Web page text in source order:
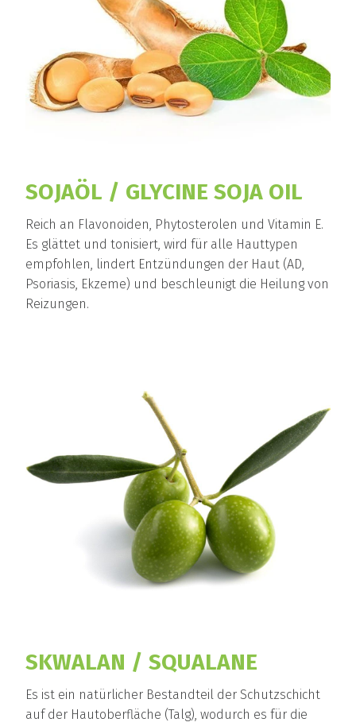
SOJAÖL / GLYCINE SOJA OIL
Reich an Flavonoiden, Phytosterolen und Vitamin E.
Es glättet und tonisiert, wird für alle Hauttypen
empfohlen, lindert Entzündungen der Haut (AD,
Psoriasis, Ekzeme) und beschleunigt die Heilung von
Reizungen.
SKWALAN / SQUALANE
Es ist ein natürlicher Bestandteil der Schutzschicht
auf der Hautoberfläche (Talg), wodurch es für die